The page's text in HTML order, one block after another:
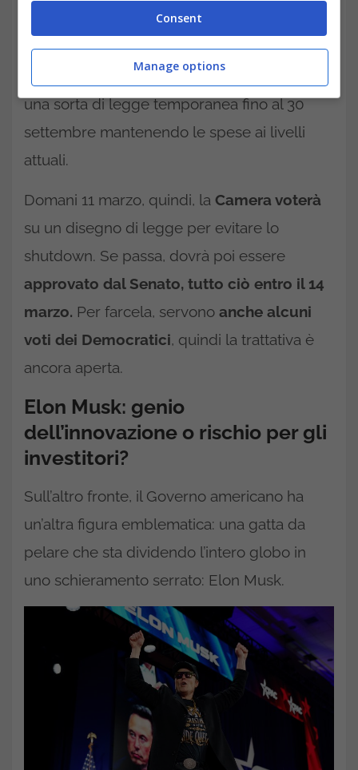
Democratici e ottenere più concessioni,
d’altra parte ha lasciato intendere che
potrebbe anche esserci un compromesso,
una sorta di legge temporanea fino al 30
settembre mantenendo le spese ai livelli
attuali.
Domani 11 marzo, quindi, la Camera voterà
su un disegno di legge per evitare lo
shutdown. Se passa, dovrà poi essere
approvato dal Senato, tutto ciò entro il 14
marzo. Per farcela, servono anche alcuni
voti dei Democratici, quindi la trattativa è
ancora aperta.
Elon Musk: genio
dell’innovazione o rischio per gli
investitori?
Sull’altro fronte, il Governo americano ha
un’altra figura emblematica: una gatta da
pelare che sta dividendo l’intero globo in
uno schieramento serrato: Elon Musk.
Consent
Manage options